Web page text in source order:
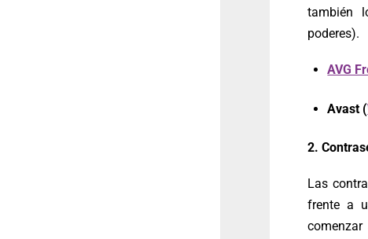
también
poderes).
AVG
Avast (
2.
Las
frente a